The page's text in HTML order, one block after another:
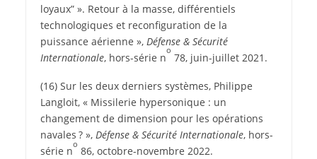
loyaux” ». Retour à la masse, différentiels
technologiques et reconfiguration de la
puissance aérienne », Défense & Sécurité
Internationale, hors-série n
o
78, juin-juillet 2021.
(16) Sur les deux derniers systèmes, Philippe
Langloit, « Missilerie hypersonique : un
changement de dimension pour les opérations
navales ? », Défense & Sécurité Internationale, hors-
série n
o
86, octobre-novembre 2022.